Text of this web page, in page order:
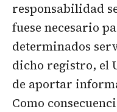
responsabilidad
fuese necesario
determinados
dicho registro, el
de aportar
Como